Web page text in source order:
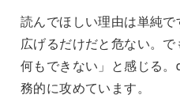
読んでほしい理由は単純
広げるだけだと危ない。
何もできない」と感じる
務的に攻めています。